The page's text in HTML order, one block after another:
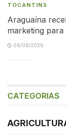
TOCANTINS
Araguaína
marketing
08/08/2026
CATEGORIAS